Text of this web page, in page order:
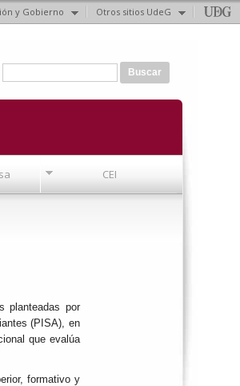
y Gobierno Otros sitios UdeG
Formulario de búsqueda
CEI
planteadas por
(PISA), en
que evalúa
formativo y